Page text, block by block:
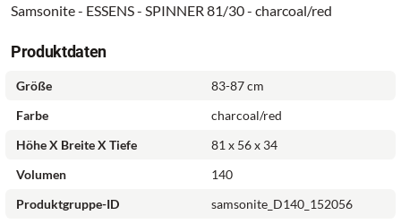
Samsonite - ESSENS - SPINNER 81/30 - charcoal/red
Produktdaten
Größe
83-87 cm
Farbe
charcoal/red
Höhe X Breite X Tiefe
81 x 56 x 34
Volumen
140
Produktgruppe-ID
samsonite_D140_152056